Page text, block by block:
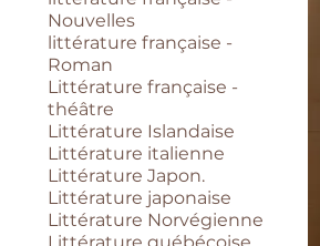
Nouvelles
littérature française -
Roman
Littérature française -
théâtre
Littérature Islandaise
Littérature italienne
Littérature Japon.
Littérature japonaise
Littérature Norvégienne